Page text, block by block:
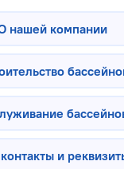
нашей компании
и